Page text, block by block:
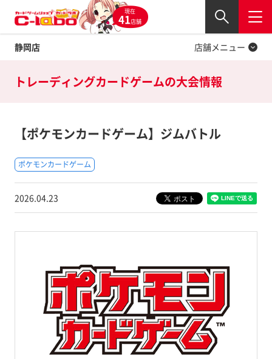
現在
41店舗
静岡店
閉じる
店舗メニュー
Twitter
トレーディングカードゲームの大会情報
【ポケモンカードゲーム】ジムバトル
ポケモンカードゲーム
2026.04.23